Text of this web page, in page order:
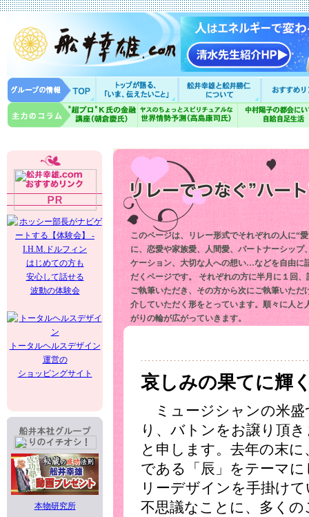
はじめての方も
安心して話せる
波動の体験会
トータルヘルスデザイン
運営の
ショッピングサイト
本物研究所
このページは、リレー形式でそれぞれの人に“
に、恋愛や家族愛、人間愛、パートナーシップ
ケーション、大切な人への想い…などを自由に
だくページです。 それぞれの方に半月に１回、
ご執筆いただき、その方から次にご執筆いただ
介していただく形をとっています。順々に人と
がりの輪が広がっていきます。
哀しみの果てに輝
ミュージシャンの米盛
り、バトンをお譲り頂
と申します。去年の末に
である「辰」をテーマ
リーデザインを手掛け
不思議なことに、多く